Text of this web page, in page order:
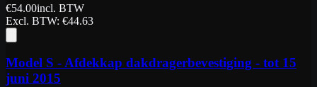
€54.00incl. BTW
Excl. BTW: €44.63
Model S - Afdekkap dakdragerbevestiging - tot 15
juni 2015